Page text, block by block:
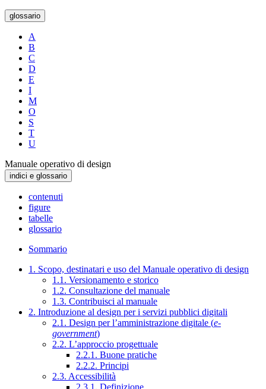
glossario
A
B
C
D
E
I
M
O
S
T
U
Manuale operativo di design
indici e glossario
contenuti
figure
tabelle
glossario
Sommario
1. Scopo, destinatari e uso del Manuale operativo di design
1.1. Versionamento e storico
1.2. Consultazione del manuale
1.3. Contribuisci al manuale
2. Introduzione al design per i servizi pubblici digitali
2.1. Design per l’amministrazione digitale (e-
government)
2.2. L’approccio progettuale
2.2.1. Buone pratiche
2.2.2. Principi
2.3. Accessibilità
2.3.1. Definizione